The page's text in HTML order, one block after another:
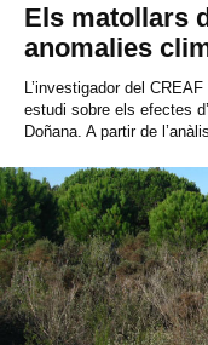
Els matollars
anomalies
L’investigador del
estudi sobre els efectes
Doñana. A partir de